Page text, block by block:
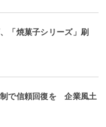
「焼菓子シリーズ」刷
で信頼回復を 企業風土